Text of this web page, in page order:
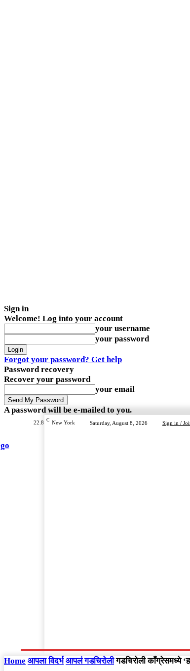
Sign in
Welcome! Log into your account
your username
your password
Forgot your password? Get help
Password recovery
Recover your password
your email
A password will be e-mailed to you.
22.8 C New York Saturday, August 8, 2026 Sign in /
Home आपला विदर्भ आपलं गडचिरोली गडचिरोली काँग्रेसमध्ये